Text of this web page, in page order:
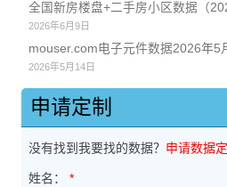
全国新房楼盘+二手房小区数据（
2026年6月9日
mouser.com电子元件数据2026年5
2026年5月14日
申请定制
没有找到我要找的数据？ 申请数据
姓名： *